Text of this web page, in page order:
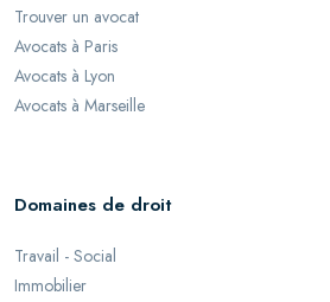
Trouver un avocat
Avocats à Paris
Avocats à Lyon
Avocats à Marseille
Domaines de droit
Travail - Social
Immobilier